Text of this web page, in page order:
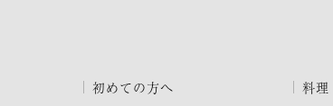
初めての方へ 料理